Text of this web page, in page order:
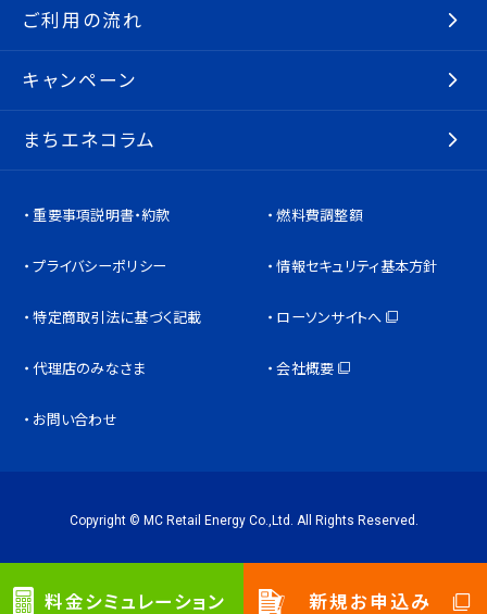
料金シミュレーション 新規お申込み
ご利用の流れ
キャンペーン
まちエネコラム
重要事項説明書・約款 燃料費調整額
プライバシーポリシー 情報セキュリティ基本方針
特定商取引法に基づく記載 ローソンサイトへ
代理店のみなさま 会社概要
お問い合わせ
Copyright © MC Retail Energy Co.,Ltd. All Rights Reserved.